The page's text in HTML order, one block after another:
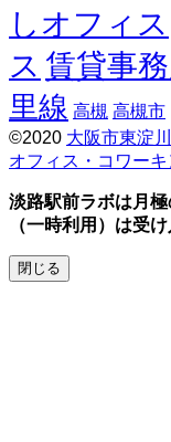
しオフィス
ス 賃貸事
里線 高槻 高槻市
©2020 大阪市東淀
オフィス・コワー
parallax
theme
FameThemes
淡路駅前ラボは月
（一時利用）は受
閉じる